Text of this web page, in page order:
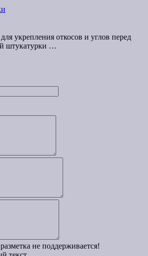
укрепления откосов и углов перед
штукатурки …
не поддерживается!